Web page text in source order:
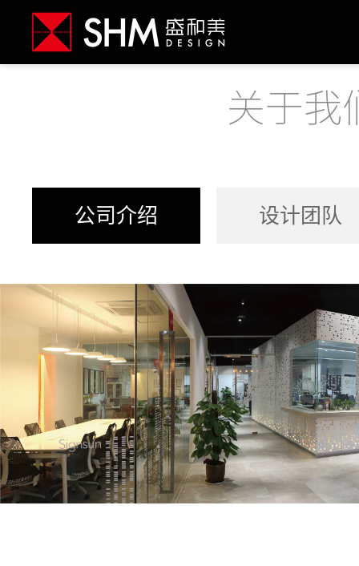
公司介绍 设计团队